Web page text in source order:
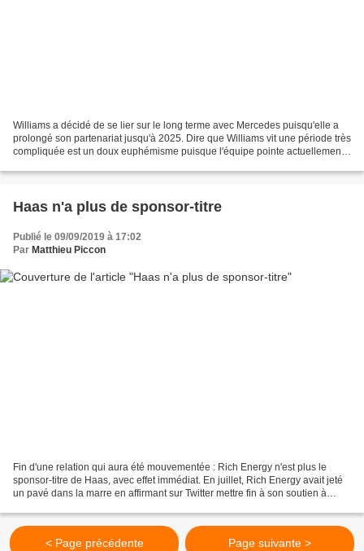
Williams a décidé de se lier sur le long terme avec Mercedes puisqu'elle a
prolongé son partenariat jusqu'à 2025. Dire que Williams vit une période très
compliquée est un doux euphémisme puisque l'équipe pointe actuellement
Haas n'a plus de sponsor-titre
Publié le 09/09/2019 à 17:02
Par Matthieu Piccon
Fin d'une relation qui aura été mouvementée : Rich Energy n'est plus le
sponsor-titre de Haas, avec effet immédiat. En juillet, Rich Energy avait jeté
un pavé dans la marre en affirmant sur Twitter mettre fin à son soutien à
< Page précédente Page suivante >